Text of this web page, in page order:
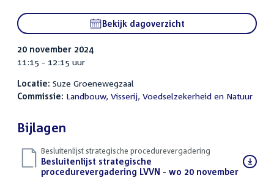
Bekijk dagoverzicht
20 november 2024
11:15 - 12:15 uur
Locatie: Suze Groenewegzaal
Commissie: Landbouw, Visserij, Voedselzekerheid en Natuur
Bijlagen
Besluitenlijst strategische procedurevergadering
Download
bestand:
Besluitenlijst strategische
procedurevergadering LVVN - wo 20 november(PDF)